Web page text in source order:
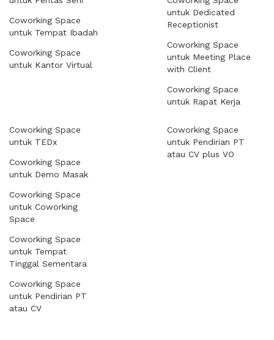
Coworking Space
untuk Tempat Ibadah
Coworking Space
untuk Kantor Virtual
untuk Dedicated
Receptionist
Coworking Space
untuk Meeting Place
with Client
Coworking Space
untuk Rapat Kerja
Coworking Space
untuk TEDx
Coworking Space
untuk Demo Masak
Coworking Space
untuk Coworking
Space
Coworking Space
untuk Tempat
Tinggal Sementara
Coworking Space
untuk Pendirian PT
atau CV
Coworking Space
untuk Pendirian PT
atau CV plus VO